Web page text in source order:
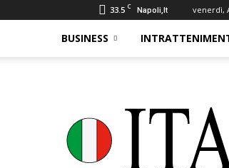
33.5 C Napoli,It venerdì,
BUSINESS